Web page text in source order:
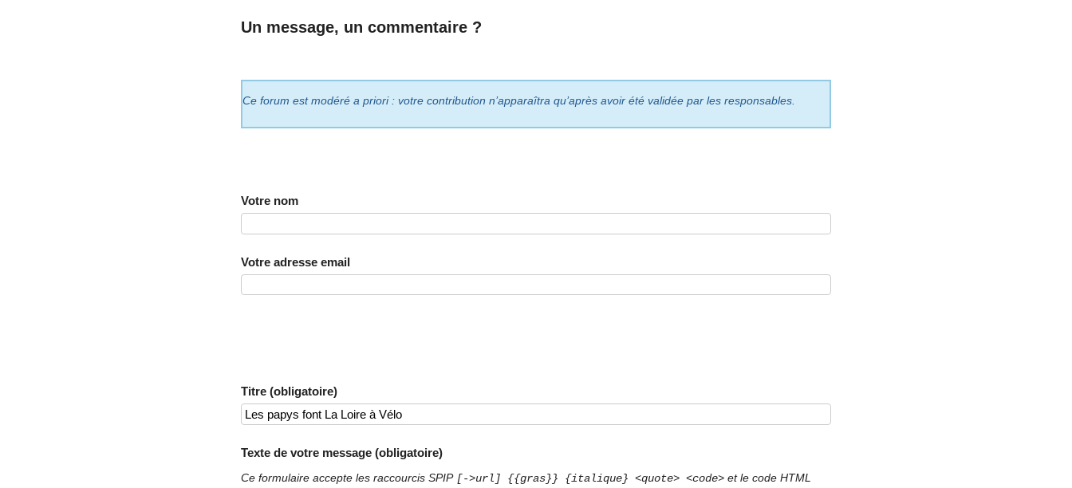
Un message, un commentaire ?
Ce forum est modéré a priori : votre contribution n’apparaîtra qu’après avoir été validée par les responsables.
Votre nom
Votre adresse email
Titre (obligatoire)
Texte de votre message (obligatoire)
Ce formulaire accepte les raccourcis SPIP [->url] {{gras}} {italique} <quote> <code>et le code HTML